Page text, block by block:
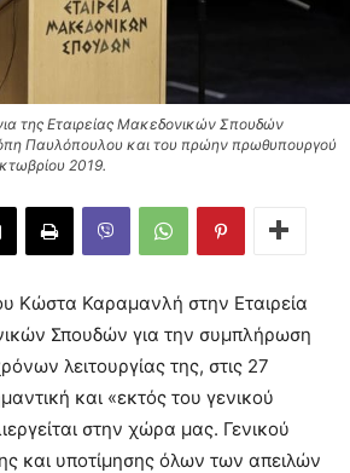
της Εταιρείας Μακεδονικών Σπουδών
Παυλόπουλου και του πρώην πρωθυπουργού
2019.
Κώστα Καραμανλή στην Εταιρεία
Σπουδών για την συμπλήρωση
λειτουργίας της, στις 27
και «εκτός του γενικού
στην χώρα μας. Γενικού
και υποτίμησης όλων των απειλών